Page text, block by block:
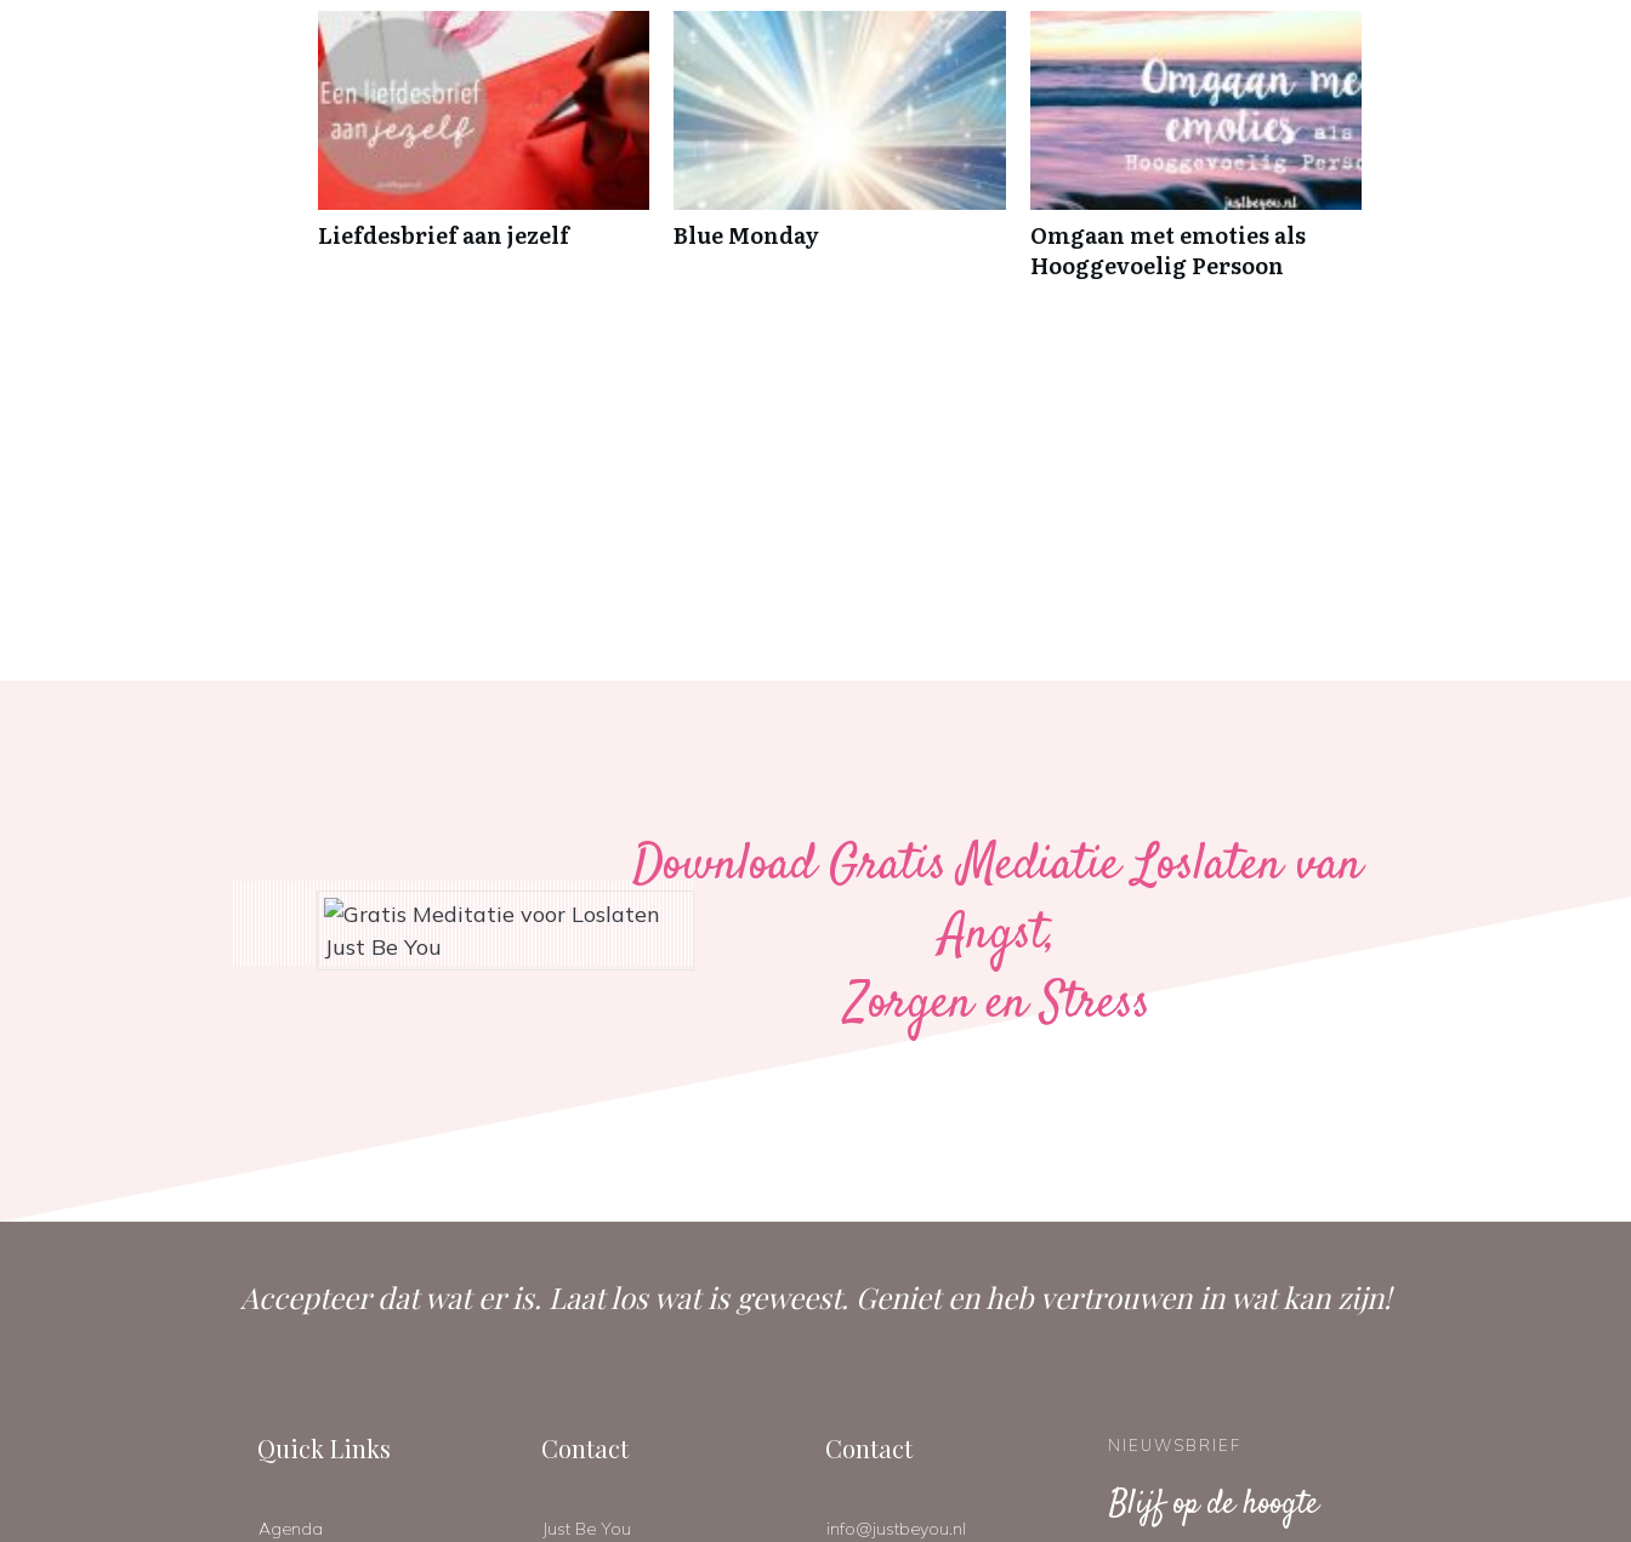
Liefdesbrief aan jezelf Blue Monday
Omgaan met emoties als
Hooggevoelig Persoon
Download Gratis Mediatie Loslaten van
Angst,
Zorgen en Stress
Accepteer dat wat er is. Laat los wat is geweest. Geniet en heb vertrouwen in wat kan zijn!
Quick Links
Agenda
Contact
Just Be You
Contact
info@justbeyou.nl
NIEUWSBRIEF
Blijf op de hoogte